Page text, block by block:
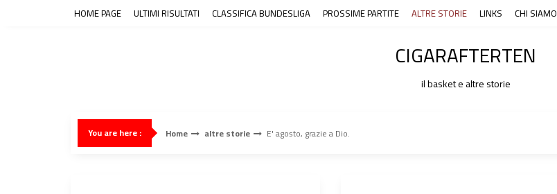
HOME PAGE ULTIMI RISULTATI CLASSIFICA BUNDESLIGA PROSSIME PARTITE ALTRE STORIE LINKS CHI SIAMO
CIGARAFTERTEN
il basket e altre storie
You are here : Home altre storie E' agosto, grazie a Dio.